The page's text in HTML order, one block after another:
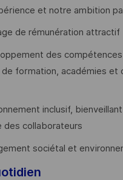
et notre ambition
de rémunération attractif
des
de formation, académies et
inclusif,
des collaborateurs
sociétal et